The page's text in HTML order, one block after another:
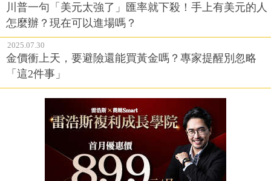
川普一句「美元太強了」匯率就下殺！手上有美元的人
怎麼辦？現在可以進場嗎？
2025.07.30
金價衝上天，要避險還能買黃金嗎？專家提醒別忽略
「這2件事」